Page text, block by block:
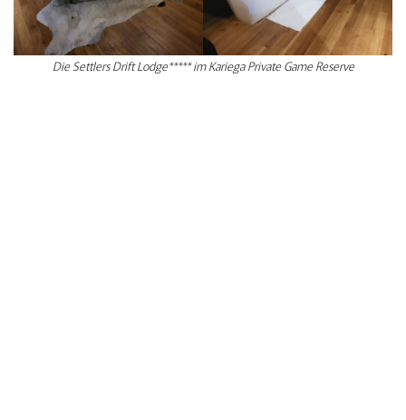
Die Settlers Drift Lodge***** im Kariega Private Game Reserve